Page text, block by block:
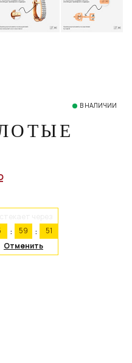
В НАЛИЧИИ
59
51
Отменить